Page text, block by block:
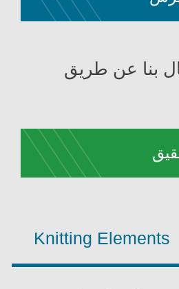
بنا عن طريق
Knitting Elements